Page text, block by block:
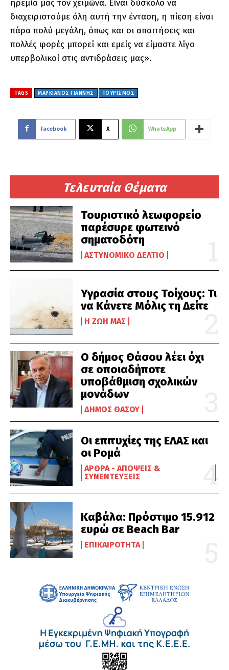
Τελευταία Θέματα
Τουριστικό λεωφορείο
παρέσυρε φωτεινό
σηματοδότη
ΑΣΤΥΝΟΜΙΚΌ ΔΕΛΤΊΟ
Υγρασία στους Τοίχους: Τι
να Κάνετε Μόλις τη Δείτε
Η ΖΩΉ ΜΑΣ
Ο δήμος Θάσου λέει όχι
σε οποιαδήποτε
υποβάθμιση σχολικών
μονάδων
ΔΉΜΟΣ ΘΆΣΟΥ
Οι επιτυχίες της ΕΛΑΣ και
οι Ρομά
ΆΡΘΡΑ - ΑΠΌΨΕΙΣ &
ΣΥΝΕΝΤΕΎΞΕΙΣ
Καβάλα: Πρόστιμο 15.912
ευρώ σε Beach Bar
ΕΠΙΚΑΙΡΌΤΗΤΑ
ηρεμία μας τον χειμώνα. Είναι δύσκολο να
διαχειριστούμε όλη αυτή την ένταση, η πίεση είναι
πάρα πολύ μεγάλη, όπως και οι απαιτήσεις και
πολλές φορές μπορεί και εμείς να είμαστε λίγο
υπερβολικοί στις αντιδράσεις μας».
TAGS ΜΑΡΚΙΑΝΟΣ ΓΙΑΝΝΗΣ ΤΟΥΡΙΣΜΟΣ
Facebook X WhatsApp